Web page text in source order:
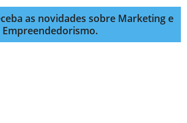
as novidades sobre Marketing e
Empreendedorismo.